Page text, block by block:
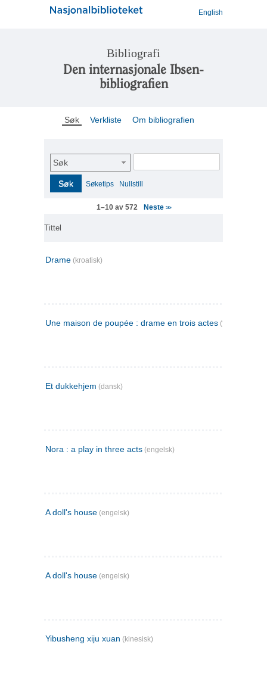
English
Bibliografi
Den internasjonale Ibsen-
bibliografien
Søk Verkliste Om bibliografien
Søk
Søk Søketips Nullstill
1–10 av 572 Neste >>
Tittel
Drame (kroatisk)
Une maison de poupée : drame en trois actes (fransk)
Et dukkehjem (dansk)
Nora : a play in three acts (engelsk)
A doll's house (engelsk)
A doll's house (engelsk)
Yibusheng xiju xuan (kinesisk)